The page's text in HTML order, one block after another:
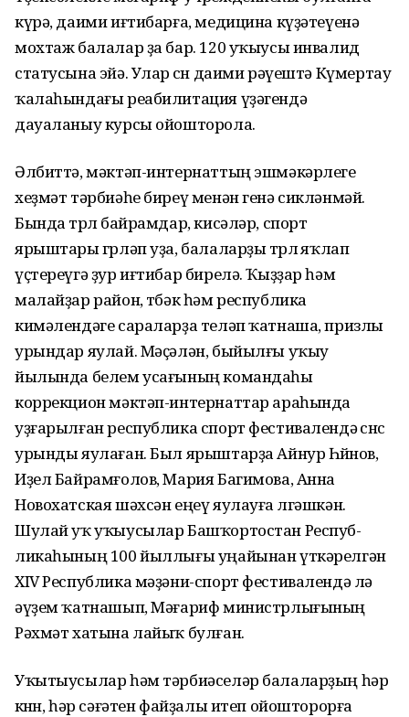
күрә, даими иғтибарға, медицина күҙәтеүенә
мохтаж балалар ҙа бар. 120 уҡыусы инвалид
статусына эйә. Улар өсөн даими рәүештә Күмертау
ҡалаһындағы реабилитация үҙәгендә
дауаланыу курсы ойошторола.
Әлбиттә, мәктәп-интернаттың эшмәкәр­леге
хеҙмәт тәрбиәһе биреү менән генә сикләнмәй.
Бында төрлө байрамдар, кисәләр, спорт
ярыштары гөрләп уҙа, балаларҙы төрлө яҡлап
үҫтереүгә ҙур иғтибар бирелә. Ҡыҙҙар һәм
малайҙар район, төбәк һәм республика
кимәлендәге сараларҙа теләп ҡатнаша, призлы
урындар яулай. Мәҫәлән, быйылғы уҡыу
йылында белем усағының коман­даһы
коррекцион мәктәп-интернаттар араһында
уҙғарылған республика спорт фестивалендә өсөнсө
урынды яулаған. Был ярыштарҙа Айнур Һөйөнов,
Иҙел Байрамғолов, Мария Багимова, Анна
Новохатская шәхсән еңеү яулауға өлгәшкән.
Шулай уҡ уҡыусылар Башҡортостан Рес­пуб­
ликаһының 100 йыллығы уңайынан үткәрелгән
XIV Республика мәҙәни-спорт фестива­лендә лә
әүҙем ҡатнашып, Мә­ғариф министр­лығының
Рәхмәт хатына лайыҡ булған.
Уҡытыусылар һәм тәрбиәселәр бала­ларҙың һәр
көнөн, һәр сәғәтен файҙалы итеп ойошторорға